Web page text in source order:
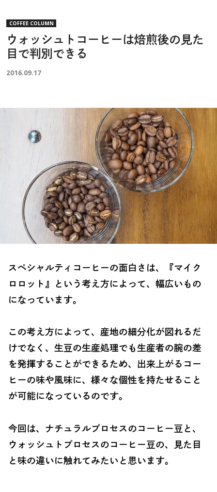
COFFEE COLUMN
ウォッシュトコーヒーは焙煎後の見た
目で判別できる
2016.09.17
スペシャルティコーヒーの面白さは、『マイク
ロロット』という考え方によって、幅広いもの
になっています。
この考え方によって、産地の細分化が図れるだ
けでなく、生豆の生産処理でも生産者の腕の差
を発揮することができるため、出来上がるコー
ヒーの味や風味に、様々な個性を持たせること
が可能になっているのです。
今回は、ナチュラルプロセスのコーヒー豆と、
ウォッシュトプロセスのコーヒー豆の、見た目
と味の違いに触れてみたいと思います。